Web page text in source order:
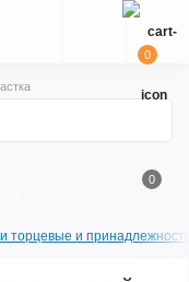
0
0
торцевые и